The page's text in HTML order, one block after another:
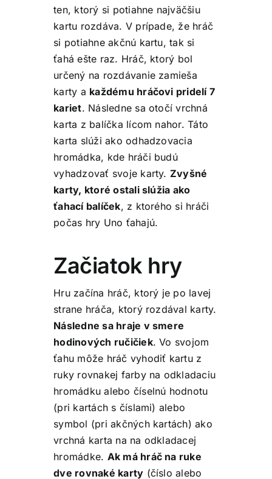
ten, ktorý si potiahne najväčšiu
kartu rozdáva. V prípade, že hráč
si potiahne akčnú kartu, tak si
ťahá ešte raz. Hráč, ktorý bol
určený na rozdávanie zamieša
karty a každému hráčovi pridelí 7
kariet. Následne sa otočí vrchná
karta z balíčka lícom nahor. Táto
karta slúži ako odhadzovacia
hromádka, kde hráči budú
vyhadzovať svoje karty. Zvyšné
karty, ktoré ostali slúžia ako
ťahací balíček, z ktorého si hráči
počas hry Uno ťahajú.
Začiatok hry
Hru začína hráč, ktorý je po lavej
strane hráča, ktorý rozdával karty.
Následne sa hraje v smere
hodinových ručičiek. Vo svojom
ťahu môže hráč vyhodiť kartu z
ruky rovnakej farby na odkladaciu
hromádku alebo číselnú hodnotu
(pri kartách s číslami) alebo
symbol (pri akčných kartách) ako
vrchná karta na na odkladacej
hromádke. Ak má hráč na ruke
dve rovnaké karty (číslo alebo